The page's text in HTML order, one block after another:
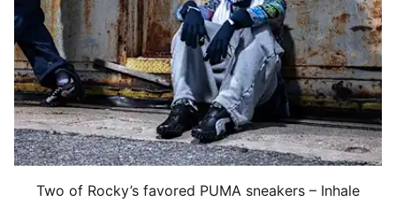
Two of Rocky’s favored PUMA sneakers – Inhale